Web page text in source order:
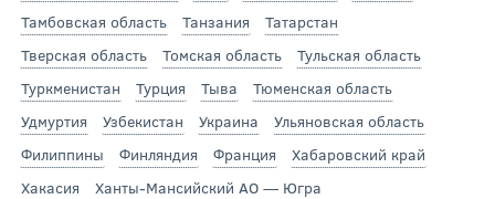
Тамбовская область
Танзания
Татарстан
Тверская область
Томская область
Тульская область
Туркменистан
Турция Тыва
Тюменская область
Удмуртия
Узбекистан Украина
Ульяновская область
Филиппины
Финляндия Франция
Хабаровский край
Хакасия
Ханты-Мансийский АО — Югра